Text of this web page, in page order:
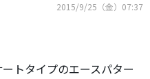
2015/9/25（金）07:37
トタイプのエースパター